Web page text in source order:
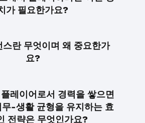
가 필요한가요?
스란 무엇이며 왜 중요한가
요?
레이어로서 경력을 쌓으면
-생활 균형을 유지하는 효
전략은 무엇인가요?